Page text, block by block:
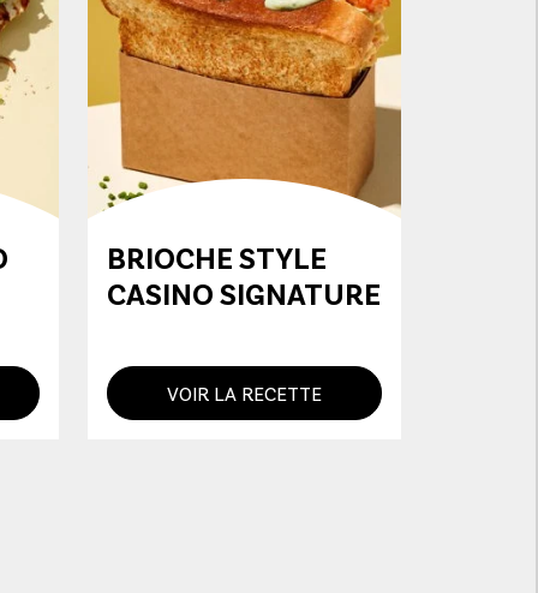
BRIOCHE STYLE
CASINO SIGNATURE
VOIR LA RECETTE